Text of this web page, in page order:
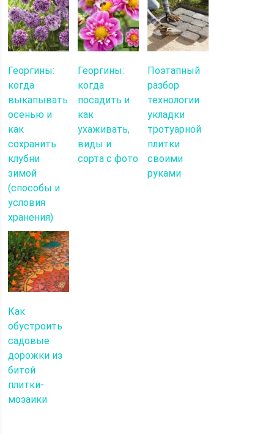
Георгины:
когда
выкапывать
осенью и
как
сохранить
клубни
зимой
(способы и
условия
хранения)
Георгины:
когда
посадить и
как
ухаживать,
виды и
сорта с фото
Поэтапный
разбор
технологии
укладки
тротуарной
плитки
своими
руками
Как
обустроить
садовые
дорожки из
битой
плитки-
мозаики